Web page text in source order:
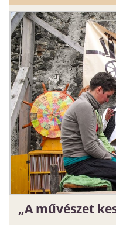
„A művészet